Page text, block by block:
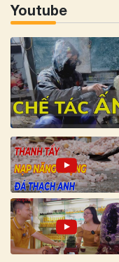
Youtube